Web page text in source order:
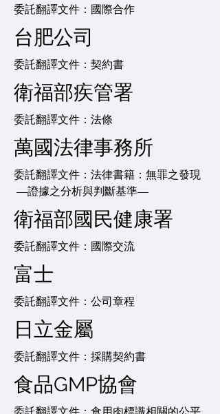
委託翻譯文件：國際合作
台肥公司
委託翻譯文件：契約書
衛福部疾管署
委託翻譯文件：法條
萬國法律事務所
委託翻譯文件：法律書籍：無罪之發現
—證據之分析與判斷基準—
衛福部國民健康署
委託翻譯文件：國際交流
富士
委託翻譯文件：公司章程
日立金屬
委託翻譯文件：採購契約書
食品GMP協會